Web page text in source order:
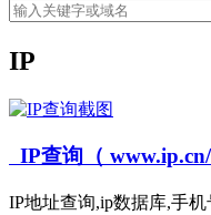
IP
IP查询（ www.ip.cn/
IP地址查询,ip数据库,手机